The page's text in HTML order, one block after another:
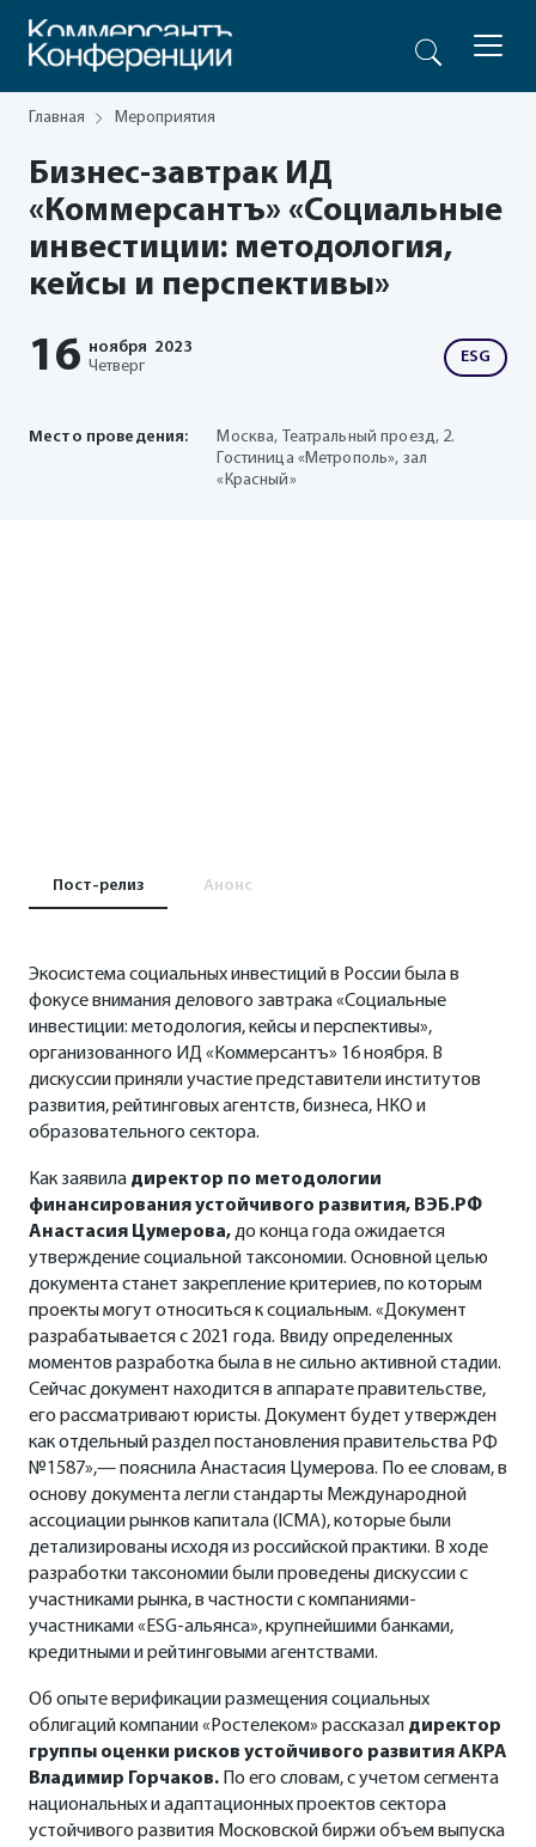
Главная Мероприятия
Бизнес-завтрак ИД
«Коммерсантъ» «Социальные
инвестиции: методология,
кейсы и перспективы»
16 ноября 2023
Четверг
ESG
Место проведения:
Москва, Театральный проезд, 2.
Гостиница «Метрополь», зал
«Красный»
Пост-релиз Анонс
Экосистема социальных инвестиций в России была в
фокусе внимания делового завтрака «Социальные
инвестиции: методология, кейсы и перспективы»,
организованного ИД «Коммерсантъ» 16 ноября. В
дискуссии приняли участие представители институтов
развития, рейтинговых агентств, бизнеса, НКО и
образовательного сектора.
Как заявила директор по методологии
финансирования устойчивого развития, ВЭБ.РФ
Анастасия Цумерова,до конца года ожидается
утверждение социальной таксономии. Основной целью
документа станет закрепление критериев, по которым
проекты могут относиться к социальным. «Документ
разрабатывается с 2021 года. Ввиду определенных
моментов разработка была в не сильно активной стадии.
Сейчас документ находится в аппарате правительстве,
его рассматривают юристы. Документ будет утвержден
как отдельный раздел постановления правительства РФ
№1587»,— пояснила Анастасия Цумерова. По ее словам, в
основу документа легли стандарты Международной
ассоциации рынков капитала (ICMA), которые были
детализированы исходя из российской практики. В ходе
разработки таксономии были проведены дискуссии с
участниками рынка, в частности с компаниями-
участниками «ESG-альянса», крупнейшими банками,
кредитными и рейтинговыми агентствами.
Об опыте верификации размещения социальных
облигаций компании «Ростелеком» рассказал директор
группы оценки рисков устойчивого развития АКРА
Владимир Горчаков. По его словам, с учетом сегмента
национальных и адаптационных проектов сектора
устойчивого развития Московской биржи объем выпуска